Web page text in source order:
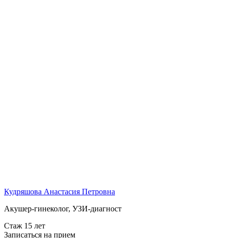
Кудряшова Анастасия Петровна
Акушер-гинеколог, УЗИ-диагност
Стаж 15 лет
Записаться на прием